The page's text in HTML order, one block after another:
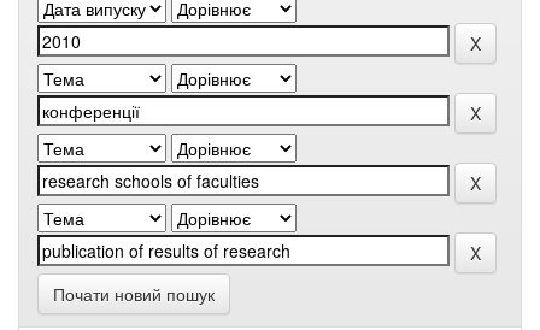
Почати новий пошук